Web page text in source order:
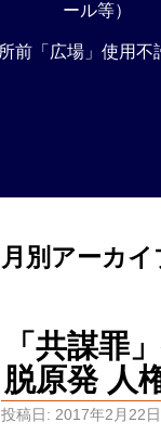
ール等）
前「広場」使用不
月別アーカ
「共謀罪
脱原発 人
投稿日: 2017年2月22日